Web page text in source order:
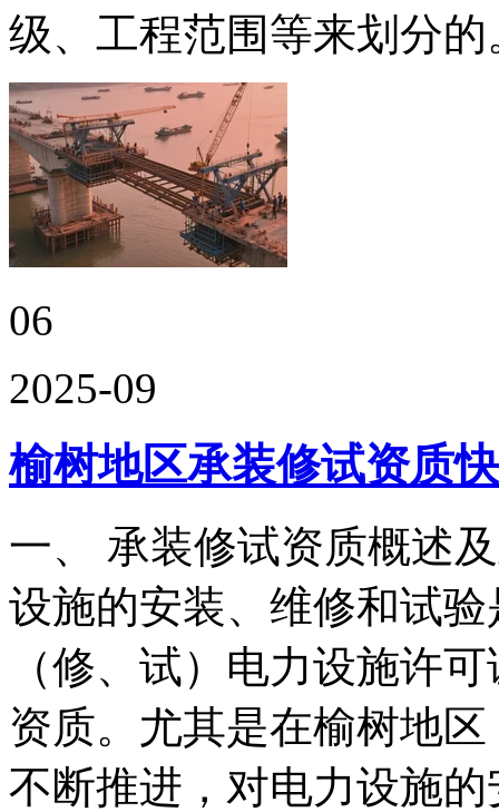
级、工程范围等来划分
06
2025-09
榆树地区承装修试资质
一、 承装修试资质概述
设施的安装、维修和试
（修、试）电力设施许
资质。尤其是在榆树地
不断推进，对电力设施